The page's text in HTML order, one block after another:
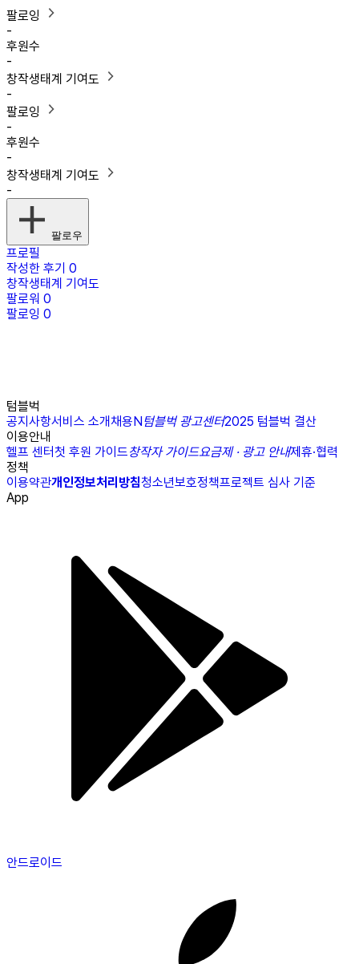
팔로잉
-
후원수
-
창작생태계 기여도
-
팔로잉
-
후원수
-
창작생태계 기여도
-
팔로우
프로필
작성한 후기 0
창작생태계 기여도
팔로워 0
팔로잉 0
텀블벅
공지사항서비스 소개채용N텀블벅 광고센터2025 텀블벅 결산
이용안내
헬프 센터첫 후원 가이드창작자 가이드요금제 · 광고 안내제휴·협력
정책
이용약관개인정보처리방침청소년보호정책프로젝트 심사 기준
App
안드로이드